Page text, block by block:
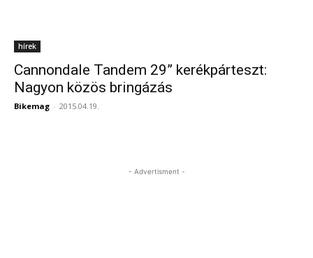
hírek
Cannondale Tandem 29” kerékpárteszt:
Nagyon közös bringázás
Bikemag - 2015.04.19.
- Advertisment -